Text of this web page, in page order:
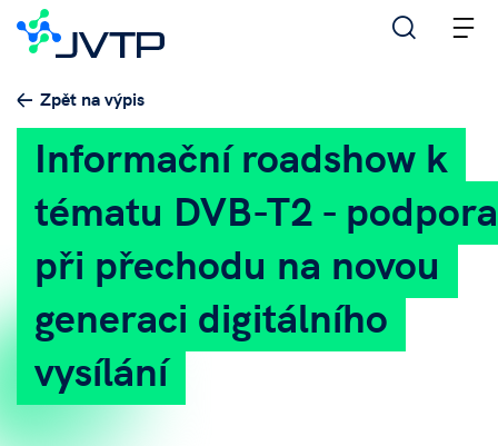
Zpět na výpis
Informační roadshow k
tématu DVB-T2 - podpora
při přechodu na novou
generaci digitálního
vysílání